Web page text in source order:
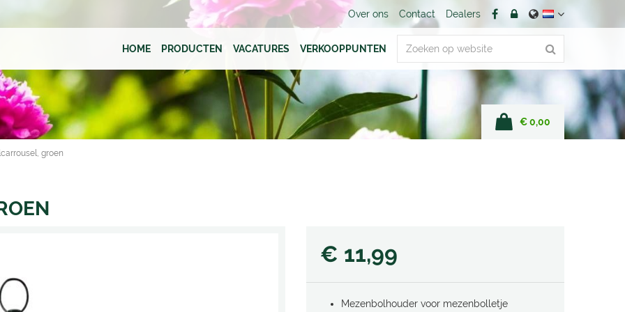
groen
€ 0,00
Over ons Contact Dealers
HOME PRODUCTEN VACATURES VERKOOPPUNTEN
€ 11,99
Mezenbolhouder voor mezenbolletje